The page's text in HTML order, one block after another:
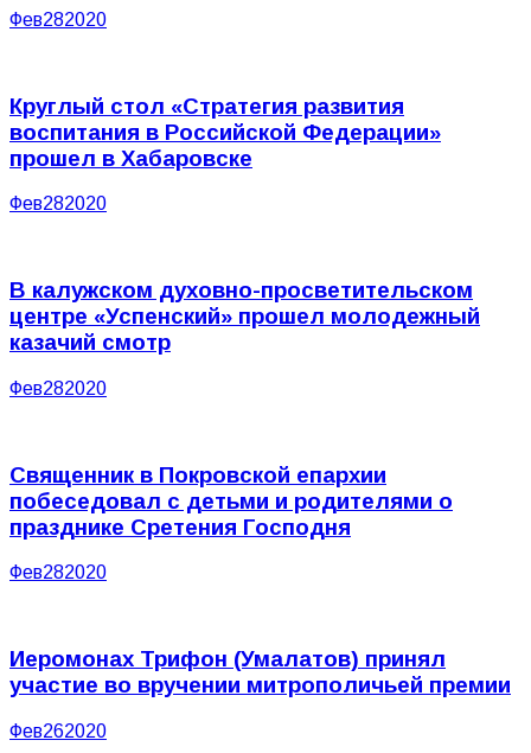
Фев282020
Круглый стол «Стратегия развития
воспитания в Российской Федерации»
прошел в Хабаровске
Фев282020
В калужском духовно-просветительском
центре «Успенский» прошел молодежный
казачий смотр
Фев282020
Священник в Покровской епархии
побеседовал с детьми и родителями о
празднике Сретения Господня
Фев282020
Иеромонах Трифон (Умалатов) принял
участие во вручении митрополичьей премии
Фев262020